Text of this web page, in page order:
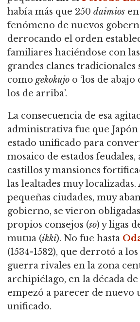
había más que 250 daimios
fenómeno de nuevos
derrocando el orden
familiares haciéndose con
grandes clanes tradicionales
como gekokujo o ‘los de
los de arriba’.
La consecuencia de esa
administrativa fue que
estado unificado para
mosaico de estados
castillos y mansiones
las lealtades muy localizadas.
pequeñas ciudades, muy
gobierno, se vieron
propios consejos (so) y ligas
mutua (ikki). No fue hasta
(1534-1582), que derrotó a
guerra rivales en la zona
archipiélago, en la década de
empezó a parecer de nuevo
unificado.